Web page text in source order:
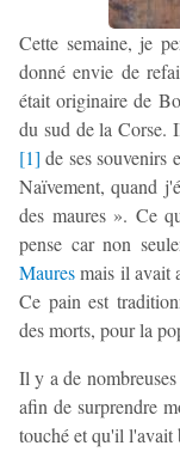
Cette semaine, je
donné envie de
était originaire de
du sud de la Corse.
[1] de ses souvenirs
Naïvement, quand
des maures ». Ce
pense car non
Mauresmais il avait
Ce pain est
des morts, pour la
Il y a de
afin de surprendre
touché et qu'il l'avait